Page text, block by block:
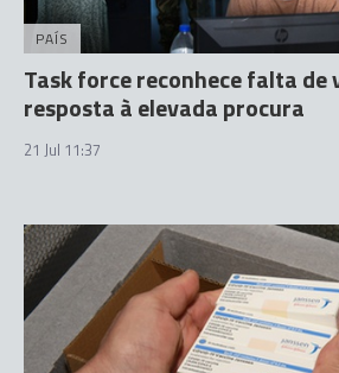
PAÍS
Task force reconhece falta de
resposta à elevada procura
21 Jul 11:37